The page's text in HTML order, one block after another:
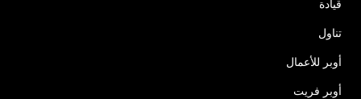
قيادة
تناول
أوبر للأعمال
أوبر فريت